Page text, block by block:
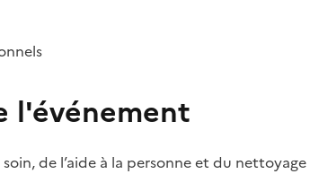
l'événement
de l’aide à la personne et du nettoyage